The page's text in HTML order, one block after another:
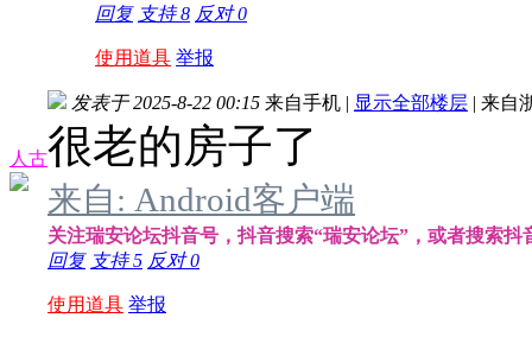
回复 支持8 反对0
使用道具 举报
人古
发表于 2025-8-22 00:15 来自手机 | 显示全部楼层 | 来自
很老的房子了
来自: Android客户端
关注瑞安论坛抖音号，抖音搜索“瑞安论坛”，或者搜索抖
回复 支持5 反对0
使用道具 举报